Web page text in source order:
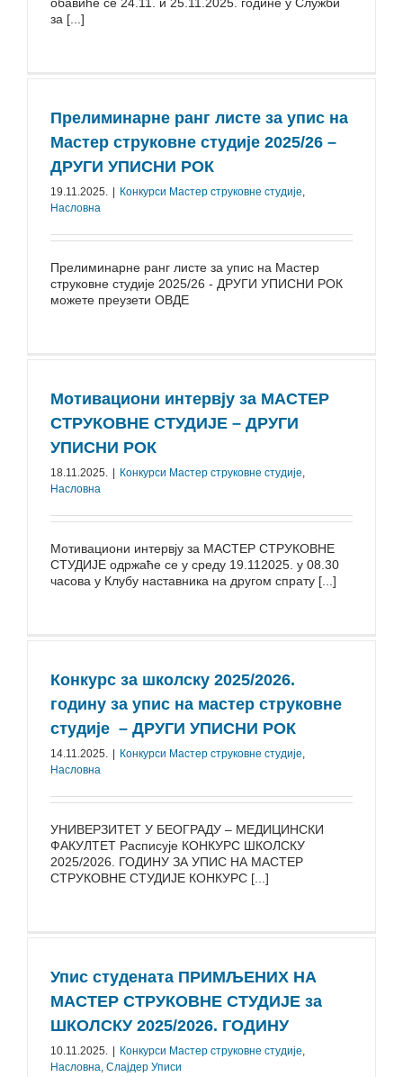
за [...]
Прелиминарне ранг листе за упис на
Мастер струковне студије 2025/26 –
ДРУГИ УПИСНИ РОК
19.11.2025. Конкурси Mастер струковне студије,
Насловна
Прелиминарне ранг листе за упис на Мастер
струковне студије 2025/26 - ДРУГИ УПИСНИ РОК
можете преузети ОВДЕ
Мотивациони интервју за МАСТЕР
СТРУКОВНЕ СТУДИЈЕ – ДРУГИ
УПИСНИ РОК
18.11.2025. Конкурси Mастер струковне студије,
Насловна
Мотивациони интервју за МАСТЕР СТРУКОВНЕ
СТУДИЈЕ одржаће се у среду 19.112025. у 08.30
часова у Клубу наставника на другом спрату [...]
Конкурс за школску 2025/⁠2026.
годину за упис на мастер струковне
студије – ДРУГИ УПИСНИ РОК
14.11.2025. Конкурси Mастер струковне студије,
Насловна
УНИВЕРЗИТЕТ У БЕОГРАДУ – МЕДИЦИНСКИ
ФАКУЛТЕТ Расписује КОНКУРС ШКОЛСКУ
2025/⁠2026. ГОДИНУ ЗА УПИС НА МАСТЕР
СТРУКОВНЕ СТУДИЈЕ КОНКУРС [...]
Упис студената ПРИМЉЕНИХ НА
МАСТЕР СТРУКОВНЕ СТУДИЈЕ за
ШКОЛСКУ 2025/2026. ГОДИНУ
10.11.2025. Конкурси Mастер струковне студије,
Насловна, Слајдер Уписи